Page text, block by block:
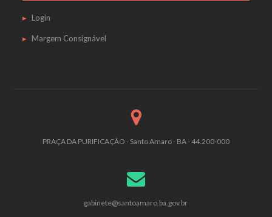
Login
Margem Consignável
PRAÇA DA PURIFICAÇÃO - Santo Amaro - BA - 44.200-000
gabinete@santoamaro.ba.gov.br